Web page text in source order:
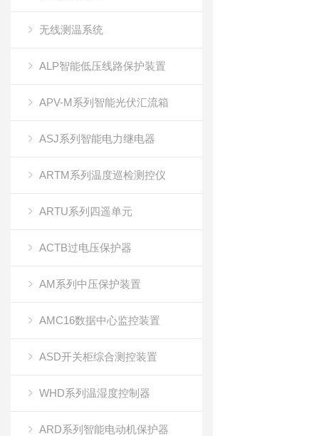
无线测温系统
ALP智能低压线路保护装置
APV-M系列智能光伏汇流箱
ASJ系列智能电力继电器
ARTM系列温度巡检测控仪
ARTU系列四遥单元
ACTB过电压保护器
AM系列中压保护装置
AMC16数据中心监控装置
ASD开关柜综合测控装置
WHD系列温湿度控制器
ARD系列智能电动机保护器